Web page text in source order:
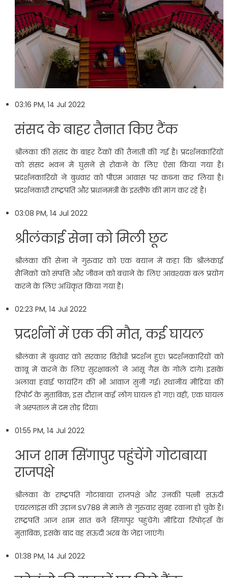
03:16 PM, 14 Jul 2022
संसद के बाहर तैनात किए टैंक
श्रीलंका की संसद के बाहर टैंकों की तैनाती की गई है। प्रदर्शनकारियों
को संसद भवन में घुसने से रोकने के लिए ऐसा किया गया है।
प्रदर्शनकारियों ने बुधवार को पीएम आवास पर कब्जा कर लिया है।
प्रदर्शनकारी राष्ट्रपति और प्रधानमंत्री के इस्तीफे की मांग कर रहे हैं।
03:08 PM, 14 Jul 2022
श्रीलंकाई सेना को मिली छूट
श्रीलंका की सेना ने गुरुवार को एक बयान में कहा कि श्रीलंकाई
सैनिकों को संपत्ति और जीवन को बचाने के लिए आवश्यक बल प्रयोग
करने के लिए अधिकृत किया गया है।
02:23 PM, 14 Jul 2022
प्रदर्शनों में एक की मौत, कई घायल
श्रीलंका में बुधवार को सरकार विरोधी प्रदर्शन हुए। प्रदर्शनकारियों को
काबू में करने के लिए सुरक्षाबलों ने आंसू गैस के गोले दागे। इसके
अलावा हवाई फायरिंग की भी आवाज सुनी गई। स्थानीय मीडिया की
रिपोर्ट के मुताबिक, इस दौरान कई लोग घायल हो गए। वहीं, एक घायल
ने अस्पताल में दम तोड़ दिया।
01:55 PM, 14 Jul 2022
आज शाम सिंगापुर पहुंचेंगे गोटाबाया
राजपक्षे
श्रीलंका के राष्ट्रपति गोटाबाया राजपक्षे और उनकी पत्नी सऊदी
एयरलाइंस की उड़ान SV788 में माले से गुरुवार सुबह रवाना हो चुके हैं।
राष्ट्रपति आज शाम सात बजे सिंगापुर पहुंचेंगे। मीडिया रिपोर्ट्स के
मुताबिक, इसके बाद वह सऊदी अरब के जेद्दा जाएंगे।
01:38 PM, 14 Jul 2022